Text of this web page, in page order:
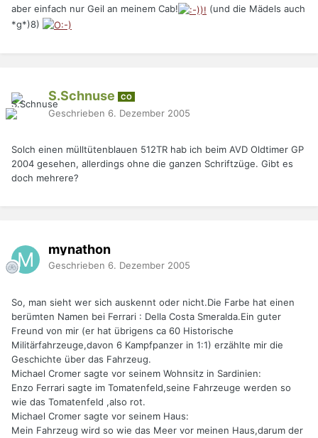
aber einfach nur Geil an meinem Cab!
(und die Mädels auch
*g*)8)
S.Schnuse CO
Geschrieben 6. Dezember 2005
Solch einen mülltütenblauen 512TR hab ich beim AVD Oldtimer GP
2004 gesehen, allerdings ohne die ganzen Schriftzüge. Gibt es
doch mehrere?
mynathon
Geschrieben 6. Dezember 2005
So, man sieht wer sich auskennt oder nicht.Die Farbe hat einen
berümten Namen bei Ferrari : Della Costa Smeralda.Ein guter
Freund von mir (er hat übrigens ca 60 Historische
Militärfahrzeuge,davon 6 Kampfpanzer in 1:1) erzählte mir die
Geschichte über das Fahrzeug.
Michael Cromer sagte vor seinem Wohnsitz in Sardinien:
Enzo Ferrari sagte im Tomatenfeld,seine Fahrzeuge werden so
wie das Tomatenfeld ,also rot.
Michael Cromer sagte vor seinem Haus:
Mein Fahrzeug wird so wie das Meer vor meinen Haus,darum der